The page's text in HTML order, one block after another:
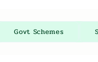
Govt Schemes